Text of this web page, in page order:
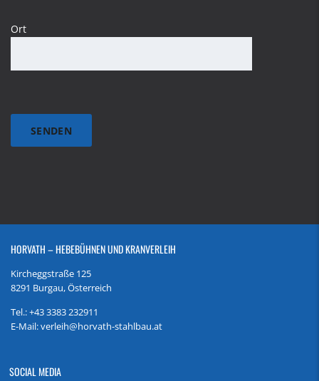
Ort
HORVATH – HEBEBÜHNEN UND KRANVERLEIH
Kircheggstraße 125
8291 Burgau,Österreich
Tel.: +43 3383 232911
E-Mail: verleih@horvath-stahlbau.at
SOCIAL MEDIA